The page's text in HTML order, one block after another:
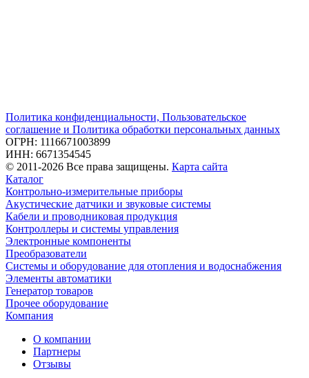
Политика конфиденциальности, Пользовательское
соглашение и Политика обработки персональных данных
ОГРН: 1116671003899
ИНН: 6671354545
© 2011-2026 Все права защищены. Карта сайта
Каталог
Контрольно-измерительные приборы
Акустические датчики и звуковые системы
Кабели и проводниковая продукция
Контроллеры и системы управления
Электронные компоненты
Преобразователи
Системы и оборудование для отопления и водоснабжения
Элементы автоматики
Генератор товаров
Прочее оборудование
Компания
О компании
Партнеры
Отзывы